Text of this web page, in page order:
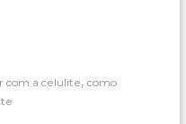
com a celulite,como